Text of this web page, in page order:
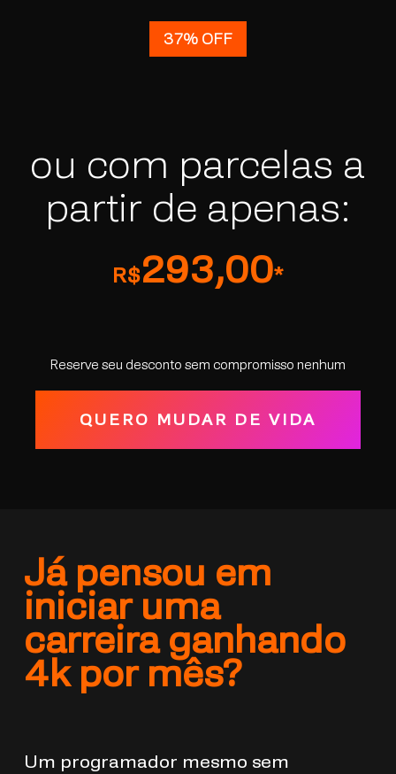
37% OFF
ou com parcelas a
partir de apenas:
R$293,00*
Reserve seu desconto sem compromisso nenhum
QUERO MUDAR DE VIDA
Já pensou em
iniciar uma
carreira ganhando
4k por mês?
Um programador mesmo sem